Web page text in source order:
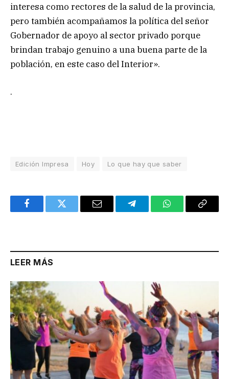
interesa como rectores de la salud de la provincia,
pero también acompañamos la política del señor
Gobernador de apoyo al sector privado porque
brindan trabajo genuino a una buena parte de la
población, en este caso del Interior».
.
Edición Impresa Hoy Lo que hay que saber
FacebookTwitter Email TelegramWhatsAppCopy
LEER MÁS